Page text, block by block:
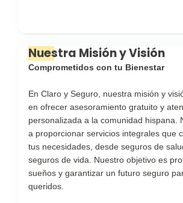
Nuestra Misión y Visión
Comprometidos con tu Bienestar
En Claro y Seguro, nuestra misión y
en ofrecer asesoramiento gratuito y
personalizada a la comunidad hispana.
a proporcionar servicios integrales que
tus necesidades, desde seguros de
seguros de vida. Nuestro objetivo es
sueños y garantizar un futuro seguro
queridos.